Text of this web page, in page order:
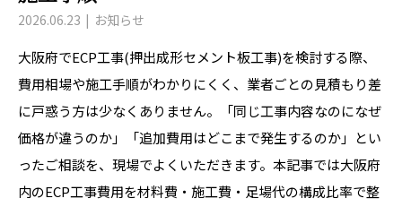
2026.06.23 お知らせ
大阪府でECP工事(押出成形セメント板工事)を検討する際、
費用相場や施工手順がわかりにくく、業者ごとの見積もり差
に戸惑う方は少なくありません。「同じ工事内容なのになぜ
価格が違うのか」「追加費用はどこまで発生するのか」とい
ったご相談を、現場でよくいただきます。本記事では大阪府
内のECP工事費用を材料費・施工費・足場代の構成比率で整